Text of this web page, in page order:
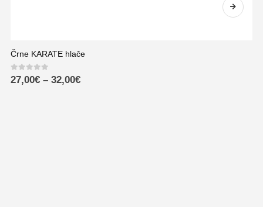
Črne KARATE hlače
0out of 5
27,00€ – 32,00€